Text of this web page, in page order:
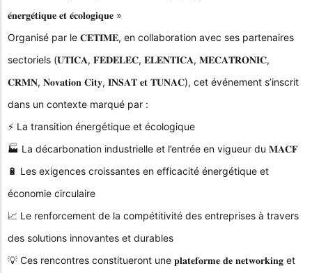
𝐞́𝐧𝐞𝐫𝐠𝐞́𝐭𝐢𝐪𝐮𝐞 𝐞𝐭 𝐞́𝐜𝐨𝐥𝐨𝐠𝐢𝐪𝐮𝐞 »
Organisé par le 𝐂𝐄𝐓𝐈𝐌𝐄, en collaboration avec ses partenaires
sectoriels (𝐔𝐓𝐈𝐂𝐀, 𝐅𝐄𝐃𝐄𝐋𝐄𝐂, 𝐄𝐋𝐄𝐍𝐓𝐈𝐂𝐀, 𝐌𝐄𝐂𝐀𝐓𝐑𝐎𝐍𝐈𝐂,
𝐂𝐑𝐌𝐍, 𝐍𝐨𝐯𝐚𝐭𝐢𝐨𝐧 𝐂𝐢𝐭𝐲, 𝐈𝐍𝐒𝐀𝐓 𝐞𝐭 𝐓𝐔𝐍𝐀𝐂), cet événement s’inscrit
dans un contexte marqué par :
⚡ La transition énergétique et écologique
🏭 La décarbonation industrielle et l’entrée en vigueur du 𝐌𝐀𝐂𝐅
🔋 Les exigences croissantes en efficacité énergétique et
économie circulaire
📈 Le renforcement de la compétitivité des entreprises à travers
des solutions innovantes et durables
💡 Ces rencontres constitueront une 𝐩𝐥𝐚𝐭𝐞𝐟𝐨𝐫𝐦𝐞 𝐝𝐞 𝐧𝐞𝐭𝐰𝐨𝐫𝐤𝐢𝐧𝐠 et